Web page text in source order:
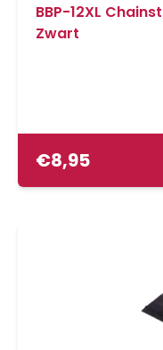
BBP-12XL
Zwart
€8,95